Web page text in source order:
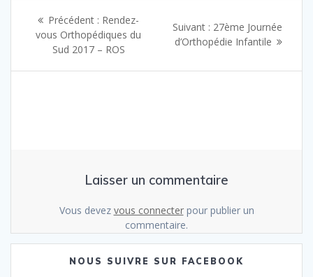
Navigation
l’article
Précédent : Article
précédent
:
Rendez-
vous Orthopédiques du
Sud 2017 – ROS
Suivant : Article
suivant
27ème Journée
d’Orthopédie Infantile
Laisser un commentaire
Vous devez vous connecterpour publier un
commentaire.
NOUS SUIVRE SUR FACEBOOK